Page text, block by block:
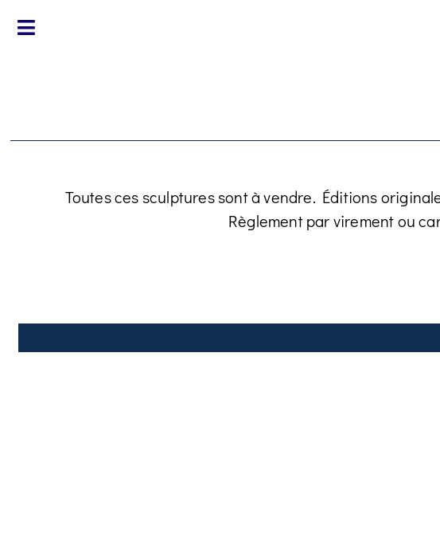
Toutes ces sculptures sont à vendre. Éditions
Règlement par virement ou